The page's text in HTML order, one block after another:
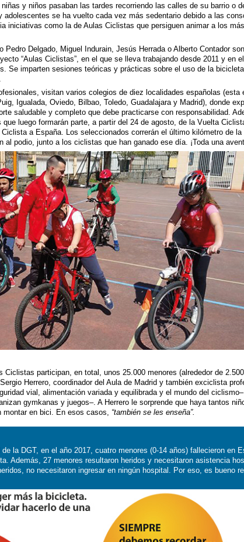
y niños pasaban las tardes recorriendo las calles de su barrio o
adolescentes se ha vuelto cada vez más sedentario debido a las
iniciativas como la de Aulas Ciclistas que persiguen animar a los
Pedro Delgado, Miguel Indurain, Jesús Herrada o Alberto Contador
“Aulas Ciclistas”, en el que se lleva trabajando desde 2011 y en
Se imparten sesiones teóricas y prácticas sobre el uso de la
visitan varios colegios de diez localidades españolas (esta
Igualada, Oviedo, Bilbao, Toledo, Guadalajara y Madrid), donde
saludable y completo que debe practicarse con responsabilidad.
luego formarán parte, a partir del 24 de agosto, de la Vuelta
a España. Los seleccionados correrán el último kilómetro de la
al podio, junto a los ciclistas que han ganado ese día. ¡Toda una
Ciclistas participan, en total, unos 25.000 menores (alrededor de
Herrero, coordinador del Aula de Madrid y también exciclista
vial, alimentación variada y equilibrada y el mundo del
gymkanas y juegos–. A Herrero le sorprende que haya tantos
montar en bici. En esos casos, “también se les enseña”.
la DGT, en el año 2017, cuatro menores (0-14 años) fallecieron en
Además, 27 menores resultaron heridos y necesitaron asistencia
no necesitaron ingresar en ningún hospital. Por eso, es bueno